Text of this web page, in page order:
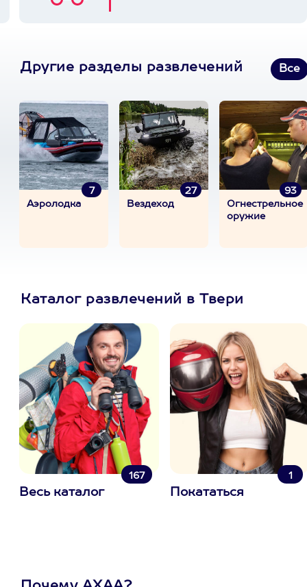
Другие разделы развлечений Все
7
Аэролодка
27
Вездеход
93
Огнестрельное
оружие
Каталог развлечений в Твери
167
Весь каталог
1
Покататься